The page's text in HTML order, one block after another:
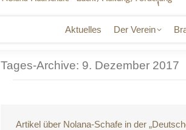
Aktuelles Der Verein
Tages-Archive: 9. Dezember 2017
Artikel über Nolana-Schafe in der